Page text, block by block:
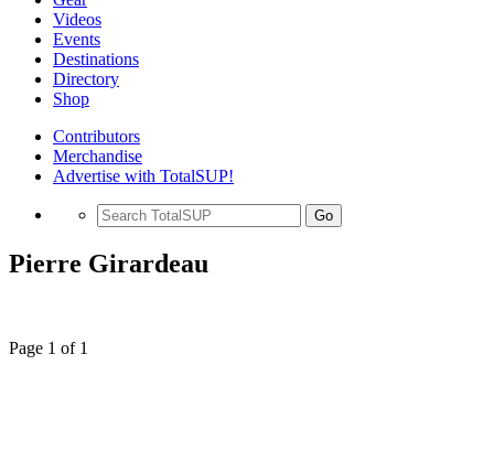
Videos
Events
Destinations
Directory
Shop
Contributors
Merchandise
Advertise with TotalSUP!
Go
Pierre Girardeau
Page 1 of 1